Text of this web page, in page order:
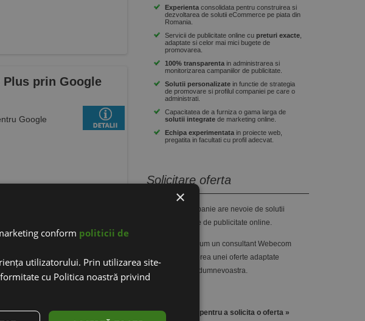
prin Google
Google
prin Google
un buget
Experienta consolidata pentru construirea si
dezvoltarea de solutii eCommerce pe piata din
Romania.
Servicii de publicitate online cupreturi exacte
adaptate si celor mai mici bugete de
promovarea.
100% transparenta in administrarea si
monitorizarea campaniilor de publicitate.
Solutii personalizate in functie de strategia
de promovare si profilul companiei pe care o
administrati.
Capacitatea de a furniza o gama larga de
solutii integrate de marketing online.
Echipa experimentata in proiecte web,
pregatita in facultati cu profil adecvat.
Solicitare oferta
Fiecare companie are nevoie de solutii
personalizate de publicitate online.
Contactati acum un consultant Webecom
pentru obtinerea unei oferte adaptate
necesitatilor dumnevoastra.
Click aici pentru a solicita o oferta »
×
conform politicii de
utilizatorului. Prin utilizarea site-
cu Politica noastră privind